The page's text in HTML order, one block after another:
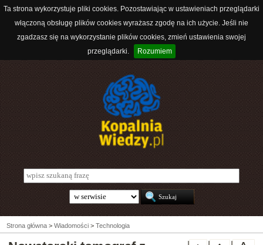
Ta strona wykorzystuje pliki cookies. Pozostawiając w ustawieniach przeglądarki
włączoną obsługę plików cookies wyrażasz zgodę na ich użycie. Jeśli nie
zgadzasz się na wykorzystanie plików cookies, zmień ustawienia swojej
przeglądarki.
Rozumiem
Strona główna > Wiadomości > Technologia